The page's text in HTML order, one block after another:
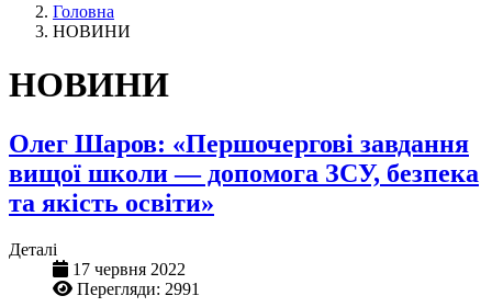
Головна
НОВИНИ
НОВИНИ
Олег Шаров: «Першочергові завдання
вищої школи — допомога ЗСУ, безпека
та якість освіти»
Деталі
17 червня 2022
Перегляди: 2991